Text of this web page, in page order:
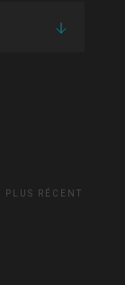
PLUS RÉCENT